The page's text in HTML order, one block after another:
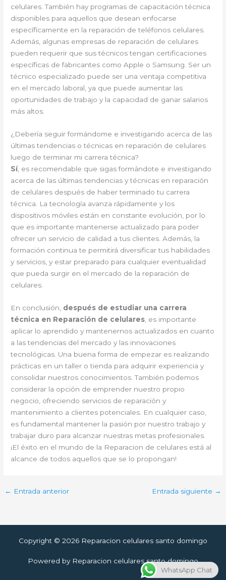
celulares. También hay programas de capacitación técnica
disponibles para aquellos que desean enfocarse
específicamente en la reparación de teléfonos celulares.
Además, algunas empresas de reparación de celulares
pueden requerir que sus técnicos tengan certificaciones
específicas de fabricantes como Apple o Samsung. Ser un
técnico especializado puede ser una ventaja competitiva
en el mercado laboral, ya que puede aumentar las
oportunidades de trabajo y la capacidad de ganar salarios
más altos.
¿Debería seguir formándome e investigando acerca de las
últimas tendencias o técnicas en reparación de celulares
luego de terminar mi carrera técnica?
Sí, es recomendable que sigas formándote e investigando
acerca de las últimas tendencias y técnicas en reparación
de celulares después de haber terminado tu carrera
técnica. La tecnología avanza rápidamente y los
dispositivos móviles están en constante evolución, por lo
que es importante mantenerse actualizado para poder
ofrecer un servicio de calidad a tus clientes. Además, la
formación continua te permitirá diversificar tus habilidades
y servicios, y estar preparado para cualquier eventualidad
que pueda surgir en el mercado de la reparación de
celulares.
En conclusión, después de estudiar una carrera
técnica en Reparación de celulares , es importante
aplicar lo aprendido y mantenernos actualizados en cuanto
a las tendencias del mercado y las innovaciones
tecnológicas. Una buena forma de empezar es realizando
prácticas en un taller o tienda para adquirir experiencia y
consolidar nuestros conocimientos. También podemos
considerar la opción de emprender nuestro propio
negocio, ofreciendo servicios de reparación y
mantenimiento a clientes potenciales. En cualquier caso,
es fundamental mantener la pasión por nuestro trabajo y
trabajar duro para alcanzar nuestras metas profesionales.
¡El éxito en el mundo de la Reparacion de celulares está al
alcance de todos aquellos que se lo propongan!
← Entrada anterior Entrada siguiente →
Copyright © 2026 Reparacion celulares santo domingo
Powered by Reparacion celulares santo domingo
WhatsApp Chat